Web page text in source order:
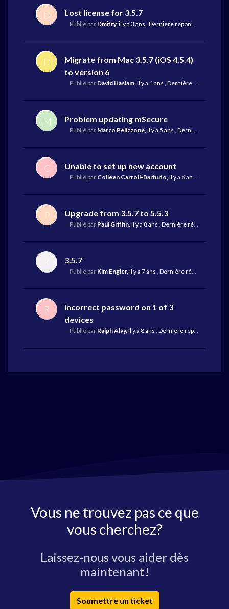
D Lost license for 3.5.7
Publié par Dmitry,il y a 3 ans , Dernière réponse
D
Migrate from Mac 3.5.7 (iOS 4.5.4)
to version 6
Publié par David Haslam,il y a 4 ans , Dernière réponse
M Problem updating mSecure
Publié par Marco Pelizzone,il y a 5 ans , Dernière réponse
C Unable to set up new account
Publié par Colleen Carroll-Barbuto,il y a 6 ans ,
P Upgrade from 3.5.7 to 5.5.3
Publié par Paul Griffin,il y a 8 ans , Dernière réponse
3.5.7
Publié par Kim Engler,il y a 7 ans , Dernière réponse
R
Incorrect password on 1 of 3
devices
Publié par Ralph Alvy,il y a 8 ans , Dernière réponse
Vous ne trouvez pas ce que
vous cherchez?
Laissez-nous vous aider dès
maintenant!
Soumettre un ticket